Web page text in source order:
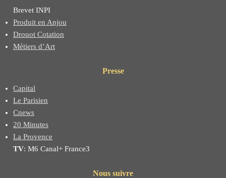
Brevet INPI
Produit en Anjou
Drouot Cotation
Métiers d’Art
Presse
Capital
Le Parisien
Cnews
20 Minutes
La Provence
TV: M6 Canal+ France3
Nous suivre